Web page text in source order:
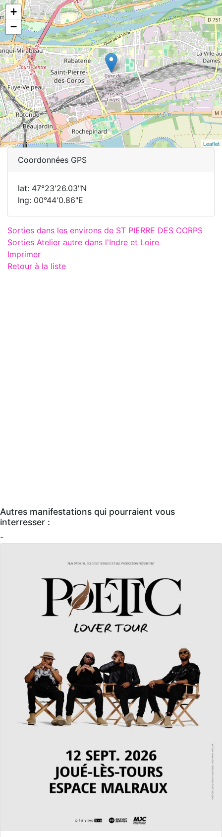
+
−
Leaflet
Coordonnées GPS
lat: 47°23'26.03"N
lng: 00°44'0.86"E
Sorties dans les environs de ST PIERRE DES CORPS
Sorties Atelier autre dans l'Indre et Loire
Imprimer
Retour à la liste
Autres manifestations qui pourraient vous
interresser :
-